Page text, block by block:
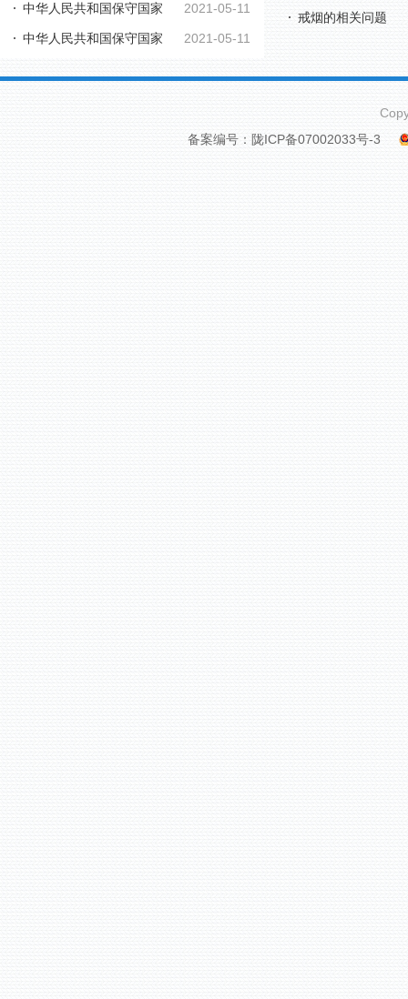
利性职业投诉举报... 2021-05-11
中华人民共和国保守国家
秘密法 2021-05-11
中华人民共和国保守国家
戒烟的相关问题
备案编号：陇ICP备07002033号-3